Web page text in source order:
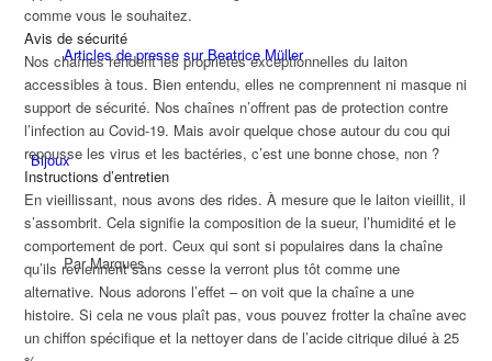
Articles de presse sur Beatrice Müller
Bijoux
Par Marques
comme vous le souhaitez.
Avis de sécurité
Nos chaînes rendent les propriétés exceptionnelles du laiton
accessibles à tous. Bien entendu, elles ne comprennent ni masque ni
support de sécurité. Nos chaînes n’offrent pas de protection contre
l’infection au Covid-19. Mais avoir quelque chose autour du cou qui
repousse les virus et les bactéries, c’est une bonne chose, non ?
Instructions d’entretien
En vieillissant, nous avons des rides. À mesure que le laiton vieillit, il
s’assombrit. Cela signifie la composition de la sueur, l’humidité et le
comportement de port. Ceux qui sont si populaires dans la chaîne
qu’ils reviennent sans cesse la verront plus tôt comme une
alternative. Nous adorons l’effet – on voit que la chaîne a une
histoire. Si cela ne vous plaît pas, vous pouvez frotter la chaîne avec
un chiffon spécifique et la nettoyer dans de l’acide citrique dilué à 25